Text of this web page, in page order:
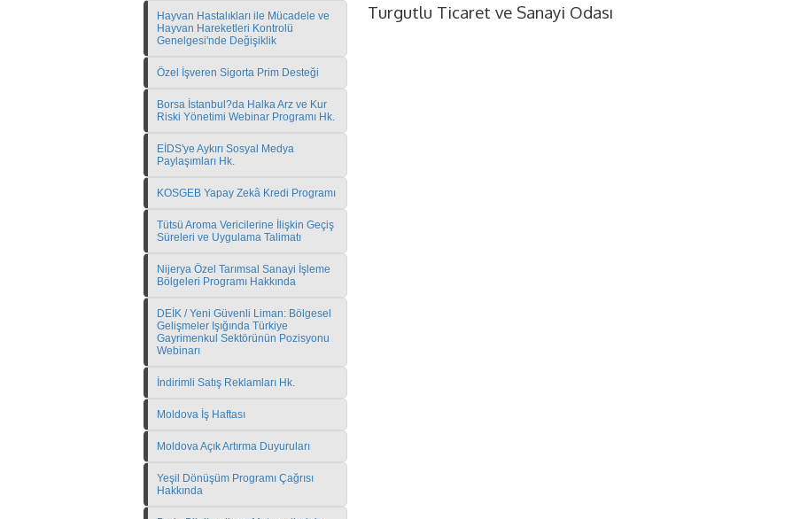
Hayvan Hastalıkları ile Mücadele ve
Hayvan Hareketleri Kontrolü
Genelgesi'nde Değişiklik
Özel İşveren Sigorta Prim Desteği
Borsa İstanbul?da Halka Arz ve Kur
Riski Yönetimi Webinar Programı Hk.
EİDS'ye Aykırı Sosyal Medya
Paylaşımları Hk.
KOSGEB Yapay Zekâ Kredi Programı
Tütsü Aroma Vericilerine İlişkin Geçiş
Süreleri ve Uygulama Talimatı
Nijerya Özel Tarımsal Sanayi İşleme
Bölgeleri Programı Hakkında
DEİK / Yeni Güvenli Liman: Bölgesel
Gelişmeler Işığında Türkiye
Gayrimenkul Sektörünün Pozisyonu
Webinarı
İndirimli Satış Reklamları Hk.
Moldova İş Haftası
Moldova Açık Artırma Duyuruları
Yeşil Dönüşüm Programı Çağrısı
Hakkında
Turgutlu Ticaret ve Sanayi Odası